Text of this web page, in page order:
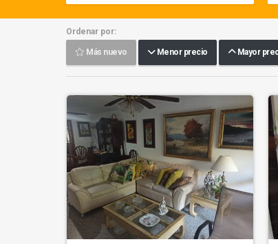
Ordenar por:
Más nuevo Menor precio Mayor